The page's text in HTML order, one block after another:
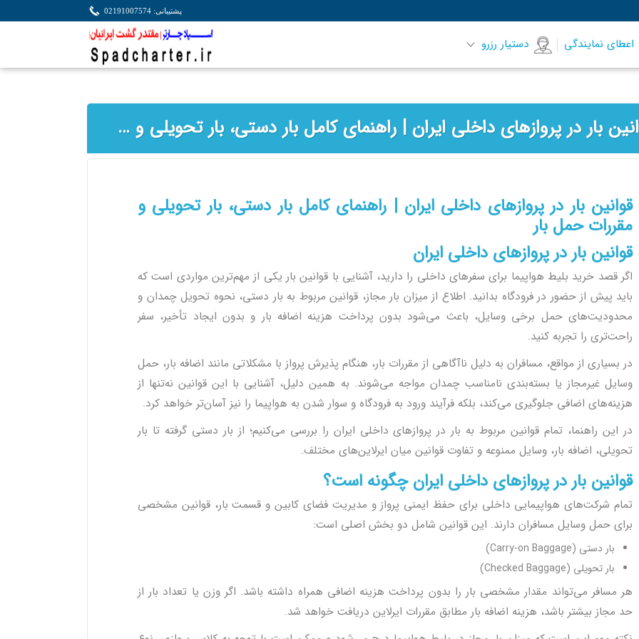
اعطای نمایندگی دستیار رزرو
پشتیبانی: 02191007574
قوانین بار در پروازهای داخلی ایران | راهنمای کامل بار دستی، بار تحویلی و مقررات حمل بار
قوانین بار در پروازهای داخلی ایران | راهنمای کامل بار دستی، بار تحویلی و
مقررات حمل بار
قوانین بار در پروازهای داخلی ایران
اگر قصد خرید بلیط هواپیما برای سفرهای داخلی را دارید، آشنایی با قوانین بار یکی از مهم‌ترین مواردی است که
باید پیش از حضور در فرودگاه بدانید. اطلاع از میزان بار مجاز، قوانین مربوط به بار دستی، نحوه تحویل چمدان و
محدودیت‌های حمل برخی وسایل، باعث می‌شود بدون پرداخت هزینه اضافه بار و بدون ایجاد تأخیر، سفر
راحت‌تری را تجربه کنید.
در بسیاری از مواقع، مسافران به دلیل ناآگاهی از مقررات بار، هنگام پذیرش پرواز با مشکلاتی مانند اضافه بار، حمل
وسایل غیرمجاز یا بسته‌بندی نامناسب چمدان مواجه می‌شوند. به همین دلیل، آشنایی با این قوانین نه‌تنها از
هزینه‌های اضافی جلوگیری می‌کند، بلکه فرآیند ورود به فرودگاه و سوار شدن به هواپیما را نیز آسان‌تر خواهد کرد.
در این راهنما، تمام قوانین مربوط به بار در پروازهای داخلی ایران را بررسی می‌کنیم؛ از بار دستی گرفته تا بار
تحویلی، اضافه بار، وسایل ممنوعه و تفاوت قوانین میان ایرلاین‌های مختلف.
قوانین بار در پروازهای داخلی ایران چگونه است؟
تمام شرکت‌های هواپیمایی داخلی برای حفظ ایمنی پرواز و مدیریت فضای کابین و قسمت بار، قوانین مشخصی
برای حمل وسایل مسافران دارند. این قوانین شامل دو بخش اصلی است:
بار دستی (Carry-on Baggage)
بار تحویلی (Checked Baggage)
هر مسافر می‌تواند مقدار مشخصی بار را بدون پرداخت هزینه اضافی همراه داشته باشد. اگر وزن یا تعداد بار از
حد مجاز بیشتر باشد، هزینه اضافه بار مطابق مقررات ایرلاین دریافت خواهد شد.